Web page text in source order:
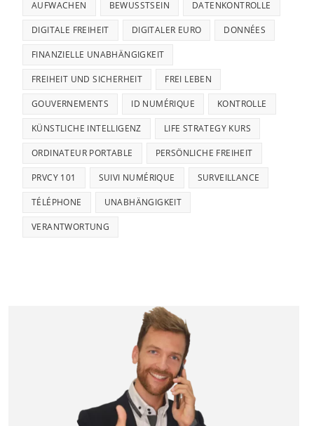
AUFWACHEN BEWUSSTSEIN DATENKONTROLLE
DIGITALE FREIHEIT DIGITALER EURO DONNÉES
FINANZIELLE UNABHÄNGIGKEIT
FREIHEIT UND SICHERHEIT FREI LEBEN
GOUVERNEMENTS ID NUMÉRIQUE KONTROLLE
KÜNSTLICHE INTELLIGENZ LIFE STRATEGY KURS
ORDINATEUR PORTABLE PERSÖNLICHE FREIHEIT
PRVCY 101 SUIVI NUMÉRIQUE SURVEILLANCE
TÉLÉPHONE UNABHÄNGIGKEIT
VERANTWORTUNG